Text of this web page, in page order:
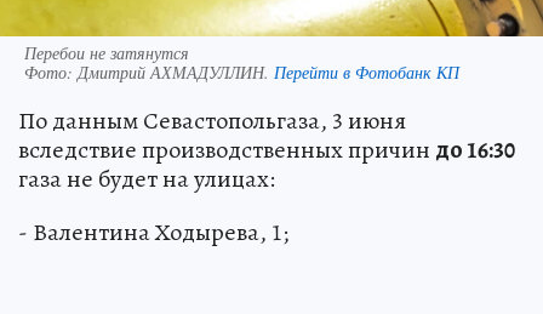
Перебои не затянутся
Фото:Дмитрий АХМАДУЛЛИН. Перейти в Фотобанк КП
По данным Севастопольгаза, 3 июня
вследствие производственных причин до 16:30
газа не будет на улицах:
- Валентина Ходырева, 1;